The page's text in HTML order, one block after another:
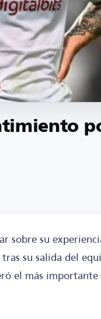
su
su salida del
el más